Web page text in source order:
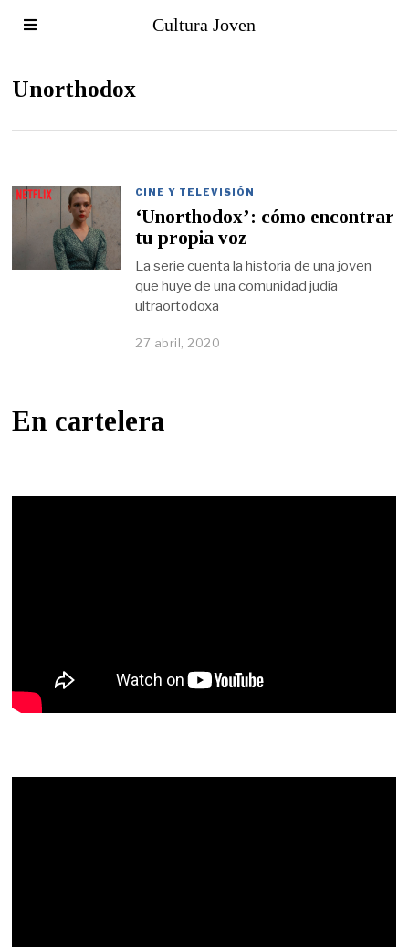
Cultura Joven
Unorthodox
CINE Y TELEVISIÓN
‘Unorthodox’: cómo encontrar
tu propia voz
La serie cuenta la historia de una joven
que huye de una comunidad judía
ultraortodoxa
27 abril, 2020
En cartelera